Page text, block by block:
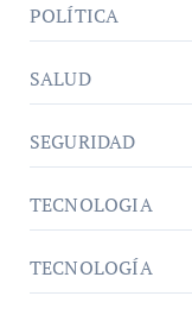
POLÍTICA
SALUD
SEGURIDAD
TECNOLOGIA
TECNOLOGÍA